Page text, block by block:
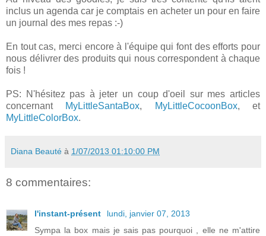
inclus un agenda car je comptais en acheter un pour en faire
un journal des mes repas :-)
En tout cas, merci encore à l'équipe qui font des efforts pour
nous délivrer des produits qui nous correspondent à chaque
fois !
PS: N'hésitez pas à jeter un coup d'oeil sur mes articles
concernant MyLittleSantaBox, MyLittleCocoonBox, et
MyLittleColorBox.
Diana Beauté à 1/07/2013 01:10:00 PM
8 commentaires:
l'instant-présent
lundi, janvier 07, 2013
Sympa la box mais je sais pas pourquoi , elle ne m'attire